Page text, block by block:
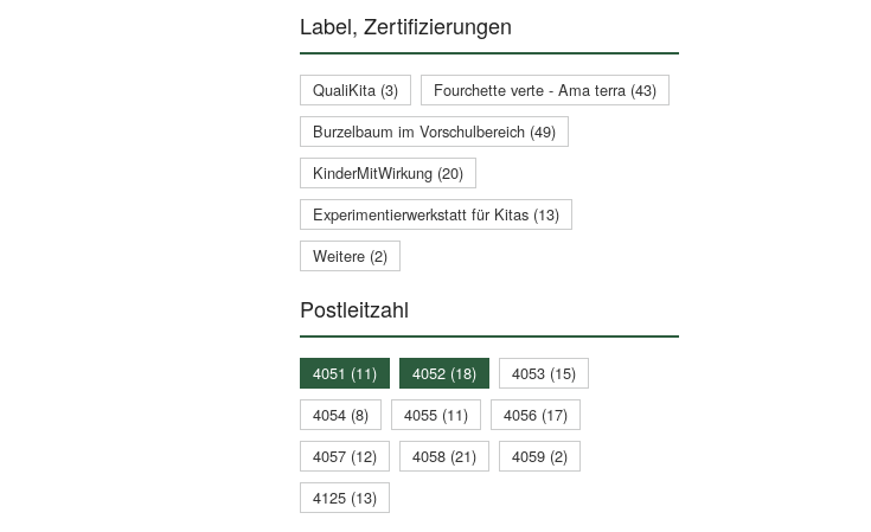
Label, Zertifizierungen
QualiKita (3)
Fourchette verte - Ama terra (43)
Burzelbaum im Vorschulbereich (49)
KinderMitWirkung (20)
Experimentierwerkstatt für Kitas (13)
Weitere (2)
Postleitzahl
4051 (11) 4052 (18)
4053 (15)
4054 (8)
4055 (11)
4056 (17)
4057 (12)
4058 (21)
4059 (2)
4125 (13)